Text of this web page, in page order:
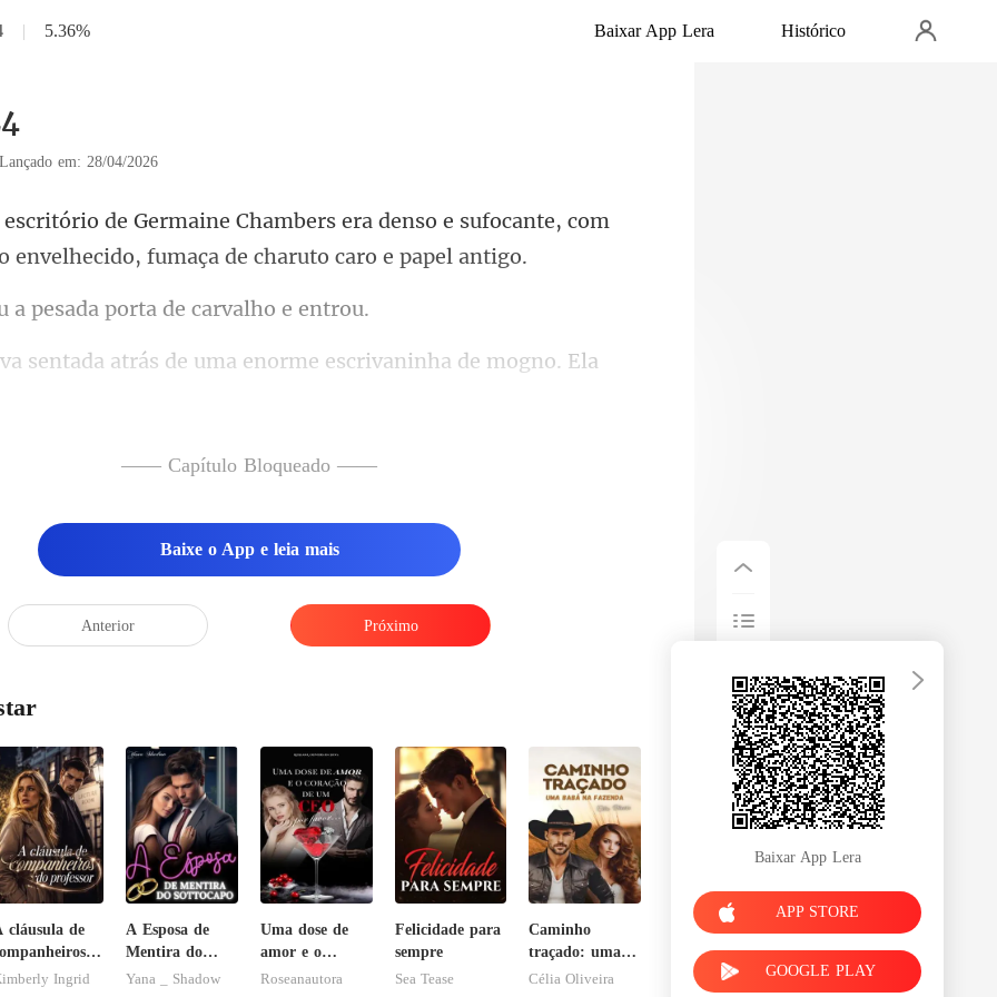
| 5.36% Baixar App Lera Histórico
Lançado em: 28/04/2026
era denso e sufocante, com
enve
pesada porta de c
ninha de mogno. Ela
—— Capítulo Bloqueado ——
Baixe o App e leia mais
Anterior Próximo
cláusula de
professor
Ingrid
A Esposa de
Mentira do
Sottocapo
Yana _ Shadow
Uma dose de
amor e o
coração de um
Roseanautora
Felicidade para
sempre
Sea Tease
Caminho
traçado: uma
babá na
Célia Oliveira
Baixar App Lera
APP STORE
GOOGLE PLAY